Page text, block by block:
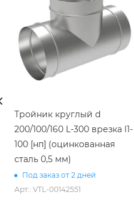
Тройник круглый d
200/100/160 L-300 врезка l1-
100 [нп] (оцинкованная
сталь 0,5 мм)
Под заказ от 2 дней
Арт.: VTL-00142551